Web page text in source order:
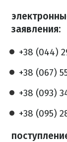
заявления:
+38 (044)
+38 (067)
+38 (093)
+38 (095)